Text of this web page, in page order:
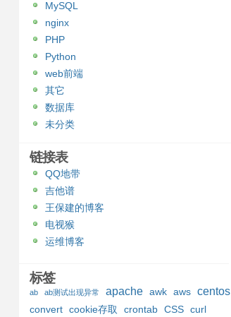
MySQL
nginx
PHP
Python
web前端
其它
数据库
未分类
链接表
QQ地带
吉他谱
王保建的博客
电视猴
运维博客
标签
ab ab测试出现异常 apache awk aws centos
convert cookie存取 crontab CSS curl